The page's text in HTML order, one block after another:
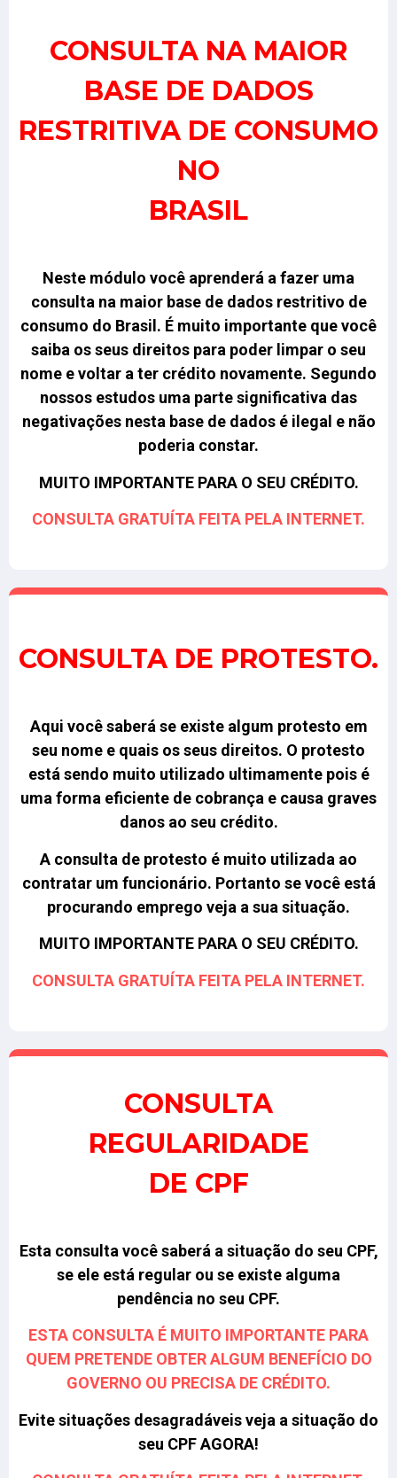
CONSULTA NA MAIOR
BASE DE DADOS
RESTRITIVA DE CONSUMO
NO
BRASIL
Neste módulo você aprenderá a fazer uma
consulta na maior base de dados restritivo de
consumo do Brasil. É muito importante que você
saiba os seus direitos para poder limpar o seu
nome e voltar a ter crédito novamente. Segundo
nossos estudos uma parte significativa das
negativações nesta base de dados é ilegal e não
poderia constar.
MUITO IMPORTANTE PARA O SEU CRÉDITO.
CONSULTA GRATUÍTA FEITA PELA INTERNET.
CONSULTA DE PROTESTO.
Aqui você saberá se existe algum protesto em
seu nome e quais os seus direitos. O protesto
está sendo muito utilizado ultimamente pois é
uma forma eficiente de cobrança e causa graves
danos ao seu crédito.
A consulta de protesto é muito utilizada ao
contratar um funcionário. Portanto se você está
procurando emprego veja a sua situação.
MUITO IMPORTANTE PARA O SEU CRÉDITO.
CONSULTA GRATUÍTA FEITA PELA INTERNET.
CONSULTA
REGULARIDADE
DE CPF
Esta consulta você saberá a situação do seu CPF,
se ele está regular ou se existe alguma
pendência no seu CPF.
ESTA CONSULTA É MUITO IMPORTANTE PARA
QUEM PRETENDE OBTER ALGUM BENEFÍCIO DO
GOVERNO OU PRECISA DE CRÉDITO.
Evite situações desagradáveis veja a situação do
seu CPF AGORA!